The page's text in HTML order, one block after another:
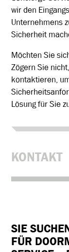
wir den
Unternehmens
Sicherheit
Möchten Sie
Zögern Sie
kontaktieren,
Lösung für Sie
KONTAKT
SIE
FÜR